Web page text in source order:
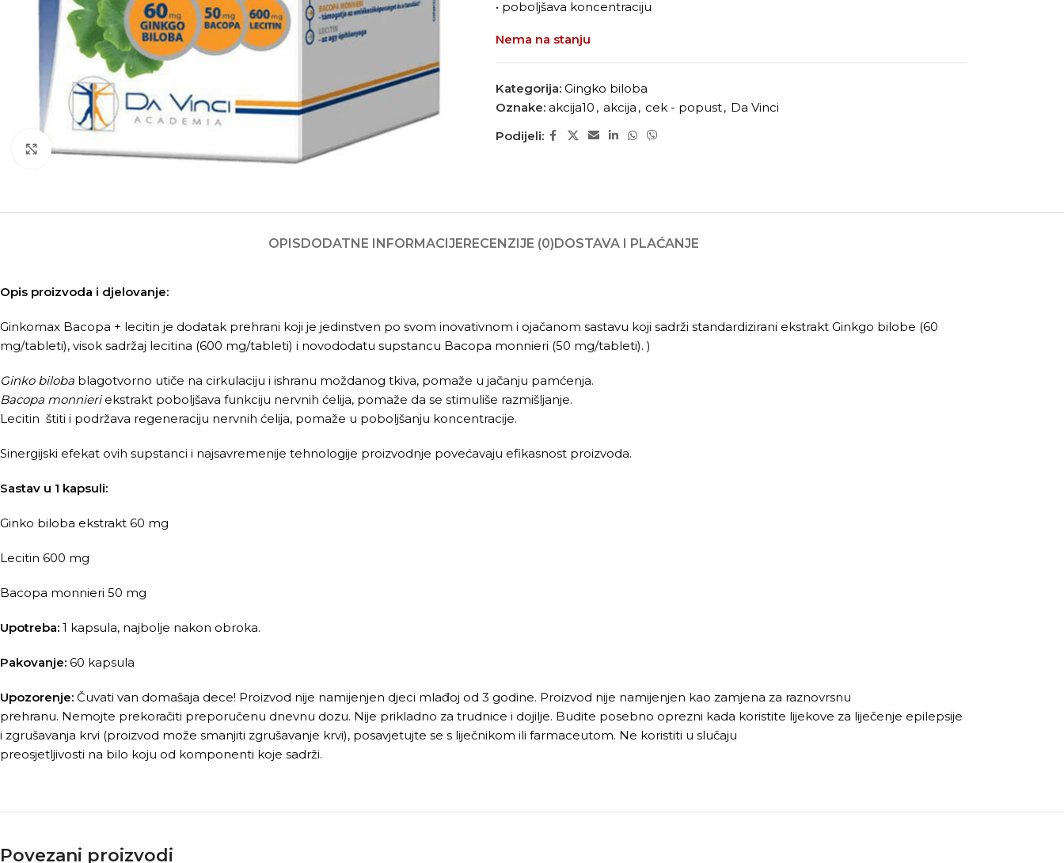
Kliknite za povećanje
• poboljšava koncentraciju
Nema na stanju
Kategorija: Gingko biloba
Oznake: akcija10 , akcija , cek - popust, Da Vinci
Podijeli:
OPISDODATNE INFORMACIJERECENZIJE (0)DOSTAVA I PLAĆANJE
Opis proizvoda i djelovanje:
Ginkomax Bacopa + lecitin je dodatak prehrani koji je jedinstven po svom inovativnom i ojačanom sastavu koji sadrži standardizirani ekstrakt Ginkgo bilobe (60
mg/tableti), visok sadržaj lecitina (600 mg/tableti) i novododatu supstancu Bacopa monnieri (50 mg/tableti). )
Ginko biloba blagotvorno utiče na cirkulaciju i ishranu moždanog tkiva, pomaže u jačanju pamćenja.
Bacopa monnieriekstrakt poboljšava funkciju nervnih ćelija, pomaže da se stimuliše razmišljanje.
Lecitin štiti i podržava regeneraciju nervnih ćelija, pomaže u poboljšanju koncentracije.
Sinergijski efekat ovih supstanci i najsavremenije tehnologije proizvodnje povećavaju efikasnost proizvoda.
Sastav u 1 kapsuli:
Ginko biloba ekstrakt 60 mg
Lecitin 600 mg
Bacopa monnieri 50 mg
Upotreba: 1 kapsula, najbolje nakon obroka.
Pakovanje: 60 kapsula
Upozorenje: Čuvati van domašaja dece! Proizvod nije namijenjen djeci mlađoj od 3 godine. Proizvod nije namijenjen kao zamjena za raznovrsnu
prehranu. Nemojte prekoračiti preporučenu dnevnu dozu. Nije prikladno za trudnice i dojilje. Budite posebno oprezni kada koristite lijekove za liječenje epilepsije
i zgrušavanja krvi (proizvod može smanjiti zgrušavanje krvi), posavjetujte se s liječnikom ili farmaceutom. Ne koristiti u slučaju
preosjetljivosti na bilo koju od komponenti koje sadrži.
Povezani proizvodi